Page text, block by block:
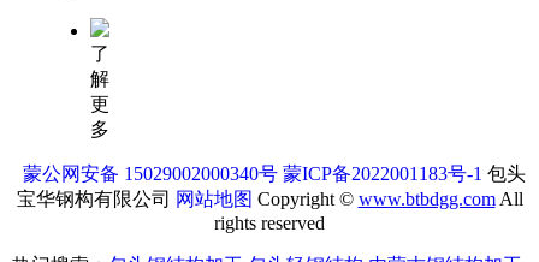
了
解
更
多
蒙公网安备 15029002000340号 蒙ICP备2022001183号-1 包头
宝华钢构有限公司 网站地图 Copyright © www.btbdgg.comAll
rights reserved